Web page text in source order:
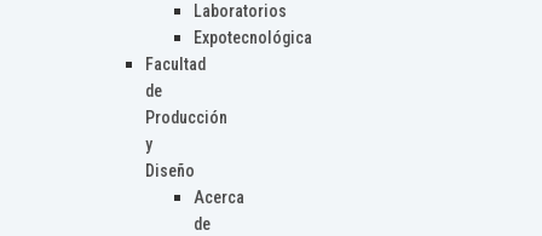
Laboratorios
Expotecnológica
Facultad
de
Producción
y
Diseño
Acerca
de